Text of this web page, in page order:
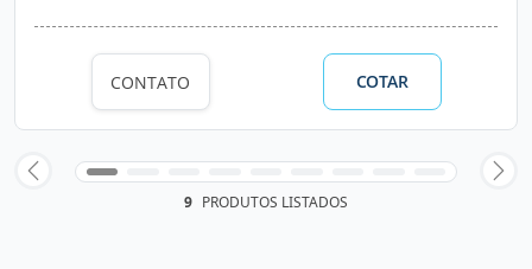
CONTATO COTAR
9 PRODUTOS LISTADOS